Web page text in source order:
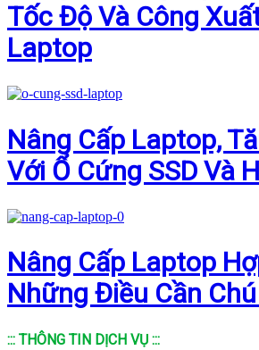
Tốc Độ Và Công
Laptop
Nâng Cấp Laptop,
Với Ổ Cứng SSD Và
Nâng Cấp Laptop
Những Điều Cần Chú
::: THÔNG TIN DỊCH VỤ :::